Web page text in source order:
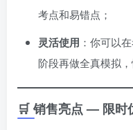
考点和易错点；
灵活使用 ：你可以
阶段再做全真模拟，
🛒 销售亮点 — 限时